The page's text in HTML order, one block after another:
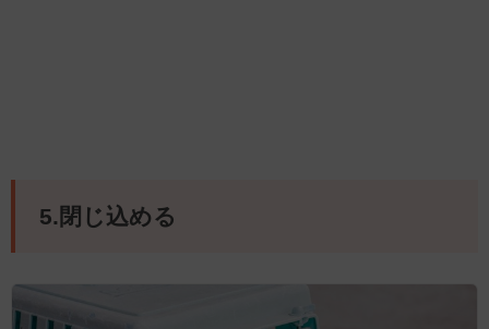
5.閉じ込める